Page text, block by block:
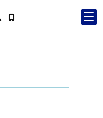
Identifícate